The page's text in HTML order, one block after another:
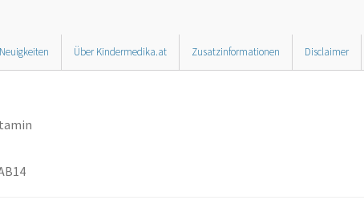
Neuigkeiten Über Kindermedika.at Zusatzinformationen Disclaimer